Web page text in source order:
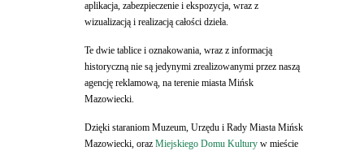
aplikacja, zabezpieczenie i ekspozycja, wraz z
wizualizacją i realizacją całości dzieła.
Te dwie tablice i oznakowania, wraz z informacją
historyczną nie są jedynymi zrealizowanymi przez naszą
agencję reklamową, na terenie miasta Mińsk
Mazowiecki.
Dzięki staraniom Muzeum, Urzędu i Rady Miasta Mińsk
Mazowiecki, oraz Miejskiego Domu Kultury w mieście